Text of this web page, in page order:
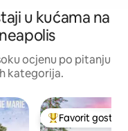
u kućama na
ocjenu po pitanju
kategorija.
Glavni favorit
Favorit gostiju